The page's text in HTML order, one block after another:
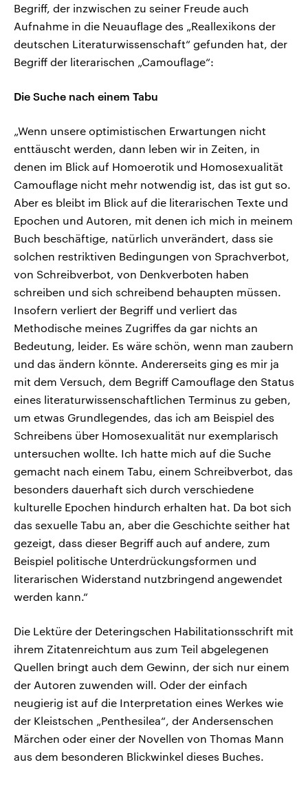
Begriff, der inzwischen zu seiner Freude auch
Aufnahme in die Neuauflage des „Reallexikons der
deutschen Literaturwissenschaft“ gefunden hat, der
Begriff der literarischen „Camouflage“:
Die Suche nach einem Tabu
„Wenn unsere optimistischen Erwartungen nicht
enttäuscht werden, dann leben wir in Zeiten, in
denen im Blick auf Homoerotik und Homosexualität
Camouflage nicht mehr notwendig ist, das ist gut so.
Aber es bleibt im Blick auf die literarischen Texte und
Epochen und Autoren, mit denen ich mich in meinem
Buch beschäftige, natürlich unverändert, dass sie
solchen restriktiven Bedingungen von Sprachverbot,
von Schreibverbot, von Denkverboten haben
schreiben und sich schreibend behaupten müssen.
Insofern verliert der Begriff und verliert das
Methodische meines Zugriffes da gar nichts an
Bedeutung, leider. Es wäre schön, wenn man zaubern
und das ändern könnte. Andererseits ging es mir ja
mit dem Versuch, dem Begriff Camouflage den Status
eines literaturwissenschaftlichen Terminus zu geben,
um etwas Grundlegendes, das ich am Beispiel des
Schreibens über Homosexualität nur exemplarisch
untersuchen wollte. Ich hatte mich auf die Suche
gemacht nach einem Tabu, einem Schreibverbot, das
besonders dauerhaft sich durch verschiedene
kulturelle Epochen hindurch erhalten hat. Da bot sich
das sexuelle Tabu an, aber die Geschichte seither hat
gezeigt, dass dieser Begriff auch auf andere, zum
Beispiel politische Unterdrückungsformen und
literarischen Widerstand nutzbringend angewendet
werden kann.“
Die Lektüre der Deteringschen Habilitationsschrift mit
ihrem Zitatenreichtum aus zum Teil abgelegenen
Quellen bringt auch dem Gewinn, der sich nur einem
der Autoren zuwenden will. Oder der einfach
neugierig ist auf die Interpretation eines Werkes wie
der Kleistschen „Penthesilea“, der Andersenschen
Märchen oder einer der Novellen von Thomas Mann
aus dem besonderen Blickwinkel dieses Buches.